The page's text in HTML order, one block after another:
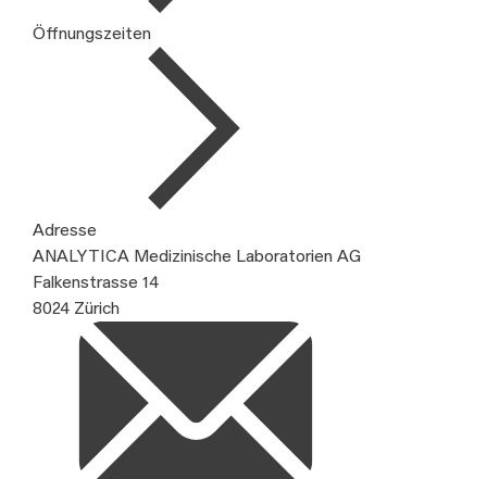
Öffnungszeiten
Adresse
ANALYTICA Medizinische Laboratorien AG
Falkenstrasse 14
8024 Zürich